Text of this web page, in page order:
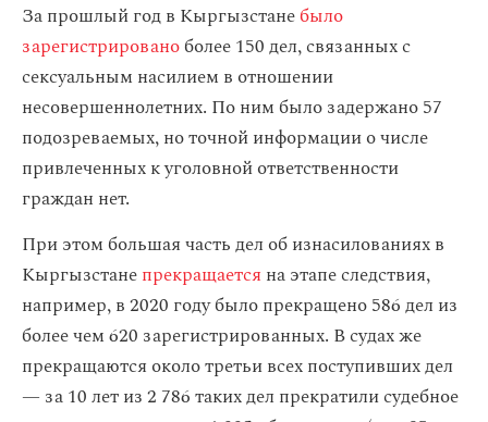
За прошлый год в Кыргызстанебыло
зарегистрированоболее 150 дел, связанных с
сексуальным насилием в отношении
несовершеннолетних. По ним было задержано 57
подозреваемых, но точной информации о числе
привлеченных к уголовной ответственности
граждан нет.
При этом большая часть дел об изнасилованиях в
Кыргызстанепрекращается на этапе следствия,
например, в 2020 году было прекращено 586 дел из
более чем 620 зарегистрированных. В судах же
прекращаются около третьи всех поступивших дел
— за 10 лет из 2 786 таких дел прекратили судебное